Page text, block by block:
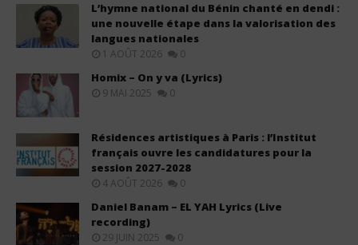
L’hymne national du Bénin chanté en dendi :
une nouvelle étape dans la valorisation des
langues nationales
1 AOÛT 2026 0
Homix – On y va (Lyrics)
9 MAI 2025 0
Résidences artistiques à Paris : l’Institut
français ouvre les candidatures pour la
session 2027-2028
4 AOÛT 2026 0
Daniel Banam – EL YAH Lyrics (Live
recording)
29 JUIN 2025 0